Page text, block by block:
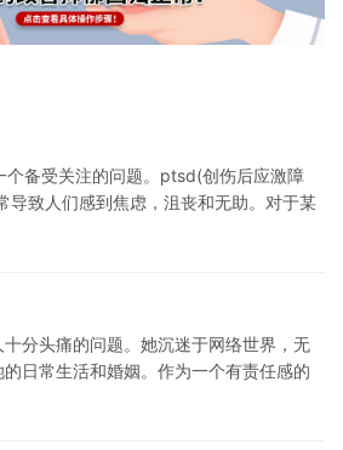
备受关注的问题。ptsd(创伤后应激障
导致人们感到焦虑，沮丧和无助。对于某
分头痛的问题。她沉迷于网络世界，无
日常生活和婚姻。作为一个有责任感的